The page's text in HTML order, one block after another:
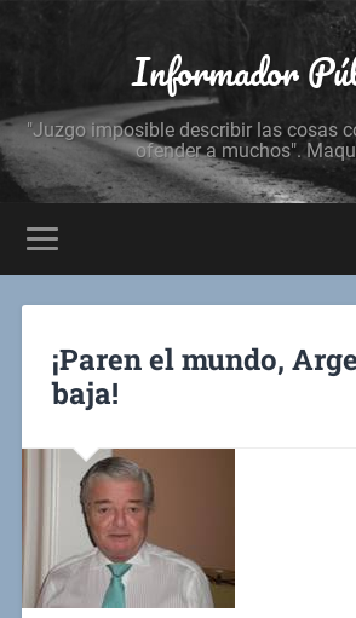
Informador
"Juzgo imposible describir las cosas
ofender a muchos".
¡Paren el mundo,
baja!